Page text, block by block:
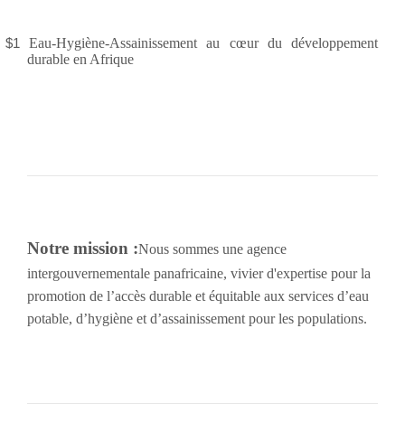
$1
Eau-Hygiène-Assainissement au cœur du développement
durable en Afrique
Notre mission :Nous sommes une agence
intergouvernementale panafricaine, vivier d'expertise pour la
promotion de l’accès durable et équitable aux services d’eau
potable, d’hygiène et d’assainissement pour les populations.